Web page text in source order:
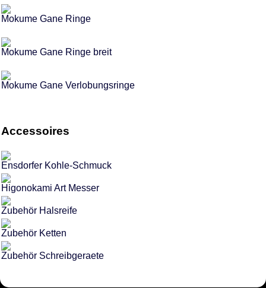
Mokume Gane Ringe
Mokume Gane Ringe breit
Mokume Gane Verlobungsringe
Accessoires
Ensdorfer Kohle-Schmuck
Higonokami Art Messer
Zubehör Halsreife
Zubehör Ketten
Zubehör Schreibgeraete